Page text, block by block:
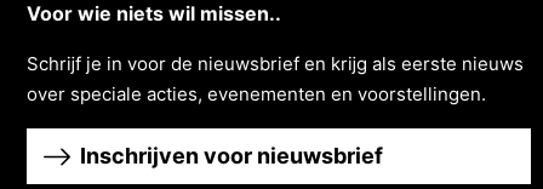
Voor wie niets wil missen..
Schrĳf je in voor de nieuwsbrief en krĳg als eerste nieuws
over speciale acties, evenementen en voorstellingen.
Inschrijven voor nieuwsbrief